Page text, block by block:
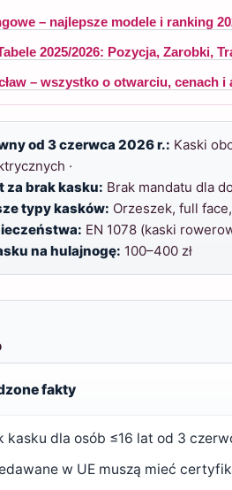
– najlepsze modele i ranking
2025/2026: Pozycja, Zarobki,
– wszystko o otwarciu, cenach i
od 3 czerwca 2026 r.: Kaski
·
za brak kasku: Brak mandatu dla
typy kasków: Orzeszek, full
EN 1078 (kaski
na hulajnogę: 100–400 zł
fakty
kasku dla osób ≤16 lat od 3
w UE muszą mieć